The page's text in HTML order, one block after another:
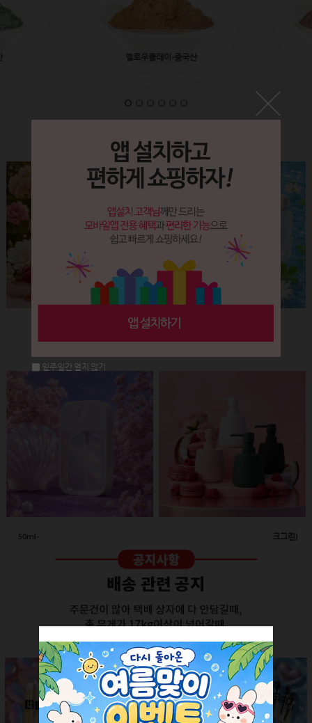
옐로우클레이-중국산
Label&Bottle
50ml-애플 스프레이(투명/화이트캡)
회원공개
260ml-고급세라믹 펌프용기(다크그린)
회원공개
더보기 +
일주일간 열지 않기